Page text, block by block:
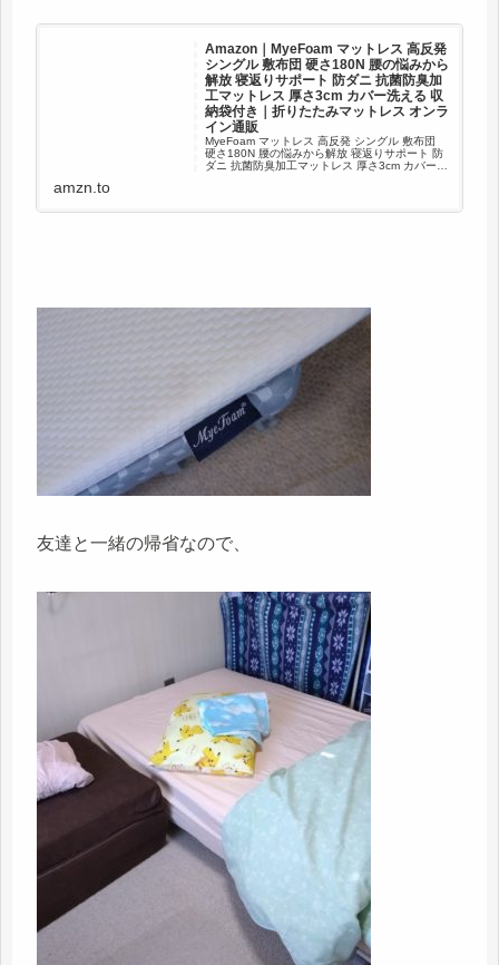
Amazon｜MyeFoam マットレス 高反発
シングル 敷布団 硬さ180N 腰の悩みから
解放 寝返りサポート 防ダニ 抗菌防臭加
工マットレス 厚さ3cm カバー洗える 収
納袋付き｜折りたたみマットレス オンラ
イン通販
MyeFoam マットレス 高反発 シングル 敷布団
硬さ180N 腰の悩みから解放 寝返りサポート 防
ダニ 抗菌防臭加工マットレス 厚さ3cm カバー洗
amzn.to
友達と一緒の帰省なので、